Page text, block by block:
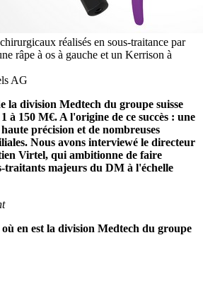
réalisés en sous-traitance par
râpe à os à gauche et un Kerrison à
AG
la division Medtech du groupe suisse
à 150 M€. A l'origine de ce succès : une
précision et de nombreuses
Nous avons interviewé le directeur
Virtel, qui ambitionne de faire
traitants majeurs du DM à l'échelle
en est la division Medtech du groupe